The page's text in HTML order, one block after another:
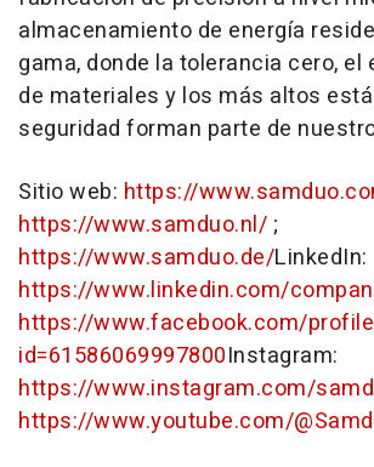
almacenamiento de energía
gama, donde la tolerancia cero,
de materiales y los más altos
seguridad forman parte de
Sitio web: https://
https://www.samduo.nl/;
https://www.samduo.de/LinkedIn:
https://www.linkedin.com/
https://www.facebook.com/
id=61586069997800Instagram:
https://www.instagram.com/
https://www.youtube.com/